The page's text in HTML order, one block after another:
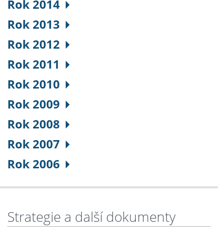
Rok 2014
Rok 2013
Rok 2012
Rok 2011
Rok 2010
Rok 2009
Rok 2008
Rok 2007
Rok 2006
Strategie a další dokumenty